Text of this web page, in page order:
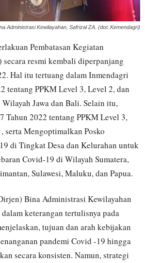
Administrasi Kewilayahan, Safrizal ZA. (doc.Kemendagri)
Pembatasan Kegiatan
secara resmi kembali diperpanjang
Hal itu tertuang dalam Inmendagri
tentang PPKM Level 3, Level 2, dan
Jawa dan Bali. Selain itu,
Tahun 2022 tentang PPKM Level 3,
serta Mengoptimalkan Posko
di Tingkat Desa dan Kelurahan untuk
Covid-19 di Wilayah Sumatera,
Sulawesi, Maluku, dan Papua.
Bina Administrasi Kewilayahan
keterangan tertulisnya pada
tujuan dan arah kebijakan
pandemi Covid -19 hingga
secara konsisten. Namun, strategi